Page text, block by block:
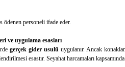
ödenen personeli ifade eder.
ve uygulama esasları
gerçek gider usulüuygulanır. Ancak
esastır. Seyahat harcamaları